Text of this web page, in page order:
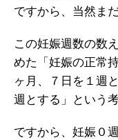
ですから、当然ま
この妊娠週数の数
めた「妊娠の正常
ヶ月、７日を１週
週とする」という
ですから、妊娠０